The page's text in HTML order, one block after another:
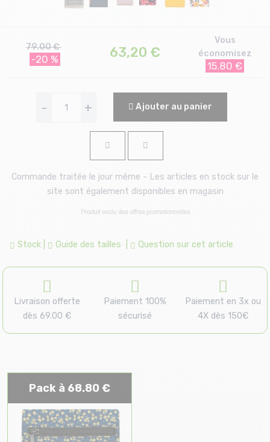
79.00 €
-20 % 63,20 €
Vous
économisez
15.80 €
- + Ajouter au panier
Commande traitée le jour même - Les articles en stock sur le
site sont également disponibles en magasin
Stock Guide des tailles Question sur cet article
Livraison offerte
dès 69.00 €
Paiement 100%
sécurisé
Paiement en 3x ou
4X dès 150€
Pack à 68.80 €